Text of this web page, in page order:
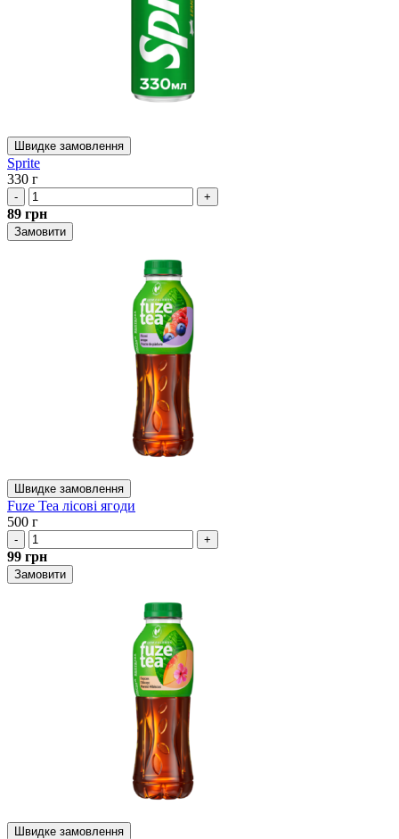
Швидке замовлення
Sprite
330 г
- +
89 грн
Замовити
Швидке замовлення
Fuze Tea лісові ягоди
500 г
- +
99 грн
Замовити
Швидке замовлення